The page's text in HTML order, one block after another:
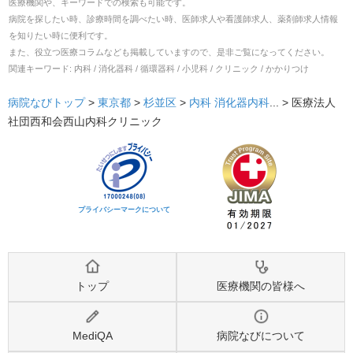
医療機関や、キーワードでの検索も可能です。
病院を探したい時、診療時間を調べたい時、医師求人や看護師求人、薬剤師求人情報
を知りたい時に便利です。
また、役立つ医療コラムなども掲載していますので、是非ご覧になってください。
関連キーワード: 内科 / 消化器科 / 循環器科 / 小児科 / クリニック / かかりつけ
病院なびトップ > 東京都 > 杉並区 > 内科 消化器内科... > 医療法人
社団西和会西山内科クリニック
プライバシーマークについて
トップ 医療機関の皆様へ
MediQA 病院なびについて